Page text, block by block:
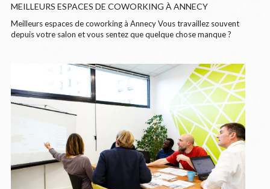
MEILLEURS ESPACES DE COWORKING À ANNECY
Meilleurs espaces de coworking à Annecy Vous travaillez souvent
depuis votre salon et vous sentez que quelque chose manque ?